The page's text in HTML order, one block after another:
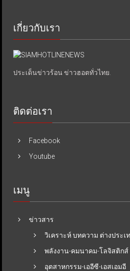
เกี่ยวกับเรา
ประเด็นข่าวร้อน ข่าวฮอตทั่วไทย.
ติดต่อเรา
Facebook
Youtube
เมนู
ข่าวสาร
วิเคราะห์ บทความ ต่างประเ
พลังงาน-คมนาคม-โลจิสติกส์
อุตสาหกรรม-เออีซี-เอสเอมอี